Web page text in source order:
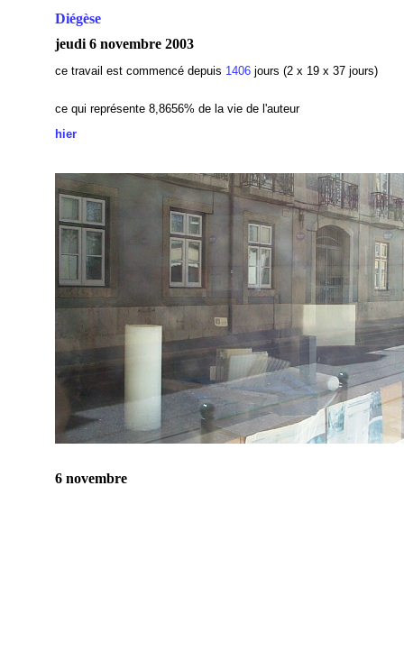
Diégèse
jeudi 6 novembre 2003
ce travail est commencé depuis 1406jours (2 x 19 x 37 jours)
ce qui représente 8,8656% de la vie de l'auteur
hier
6 novembre